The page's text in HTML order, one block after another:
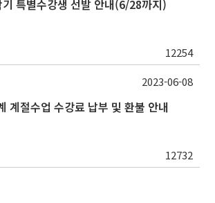
특별수강생 선발 안내(6/28까지)
12254
계절수업 수강료 납부 및 환불 안내
12732
2023-06-08